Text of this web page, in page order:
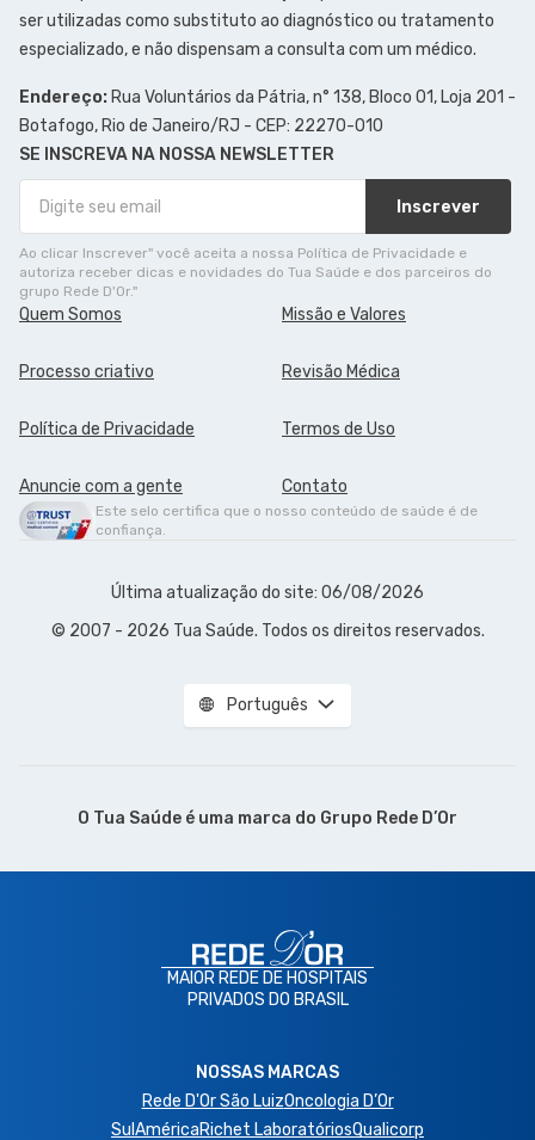
ser utilizadas como substituto ao diagnóstico ou tratamento
especializado, e não dispensam a consulta com um médico.
Endereço: Rua Voluntários da Pátria, n° 138, Bloco 01, Loja 201 -
Botafogo, Rio de Janeiro/RJ - CEP: 22270-010
SE INSCREVA NA NOSSA NEWSLETTER
Inscrever
Ao clicar Inscrever" você aceita a nossa Política de Privacidade e
autoriza receber dicas e novidades do Tua Saúde e dos parceiros do
grupo Rede D'Or."
Quem Somos Missão e Valores
Processo criativo Revisão Médica
Política de Privacidade Termos de Uso
Anuncie com a gente Contato
Este selo certifica que o nosso conteúdo de saúde é de
confiança.
Última atualização do site: 06/08/2026
© 2007 - 2026 Tua Saúde. Todos os direitos reservados.
Português
O Tua Saúde é uma marca do Grupo Rede D’Or
MAIOR REDE DE HOSPITAIS
PRIVADOS DO BRASIL
NOSSAS MARCAS
Rede D'Or São LuizOncologia D’Or
SulAméricaRichet LaboratóriosQualicorp